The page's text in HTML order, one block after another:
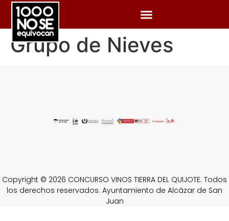
Grupo de Nieves
Copyright © 2026 CONCURSO VINOS TIERRA DEL QUIJOTE. Todos
los derechos reservados. Ayuntamiento de Alcázar de San
Juan